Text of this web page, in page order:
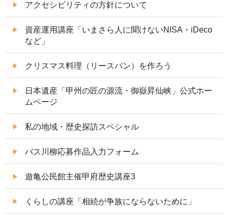
アクセシビリティの方針について
資産運用講座「いまさら人に聞けないNISA・iDeco
など」
クリスマス料理（リースパン）を作ろう
日本遺産「甲州の匠の源流・御嶽昇仙峡」公式ホー
ムページ
私の地域・歴史探訪スペシャル
バス川柳応募作品入力フォーム
遊亀公民館主催甲府歴史講座3
くらしの講座「相続が争族にならないために」